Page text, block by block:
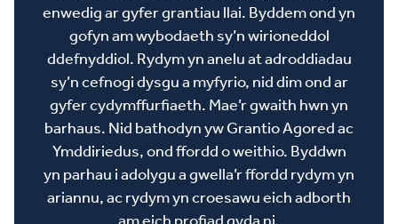
enwedig ar gyfer grantiau llai. Byddem ond yn
gofyn am wybodaeth sy’n wirioneddol
ddefnyddiol. Rydym yn anelu at adroddiadau
sy’n cefnogi dysgu a myfyrio, nid dim ond ar
gyfer cydymffurfiaeth. Mae’r gwaith hwn yn
barhaus. Nid bathodyn yw Grantio Agored ac
Ymddiriedus, ond ffordd o weithio. Byddwn
yn parhau i adolygu a gwella’r ffordd rydym yn
ariannu, ac rydym yn croesawu eich adborth
am eich profiad gyda ni.